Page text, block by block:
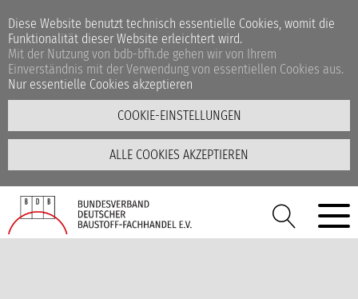
Diese Website benutzt technisch essentielle Cookies, womit die
Funktionalität dieser Website erleichtert wird.
Mit der Nutzung von bdb-bfh.de gehen wir von Ihrem
Einverständnis mit der Verwendung von essentiellen Cookies aus.
Nur essentielle Cookies akzeptieren
COOKIE-EINSTELLUNGEN
ALLE COOKIES AKZEPTIEREN